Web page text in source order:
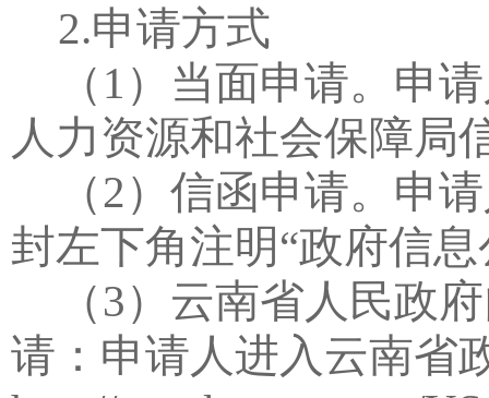
2.申请方式
（1 ）当面申请。申
人力资源和社会保障局
（2）信函申请。申
封左下角注明“政府信
（3）云南省人民政
请：申请人进入云南省